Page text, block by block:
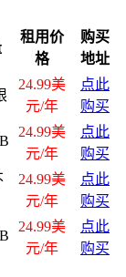
租用价
格
购买
地址
24.99美
元/年
点此
购买
24.99美
元/年
点此
购买
24.99美
元/年
点此
购买
24.99美
元/年
点此
购买